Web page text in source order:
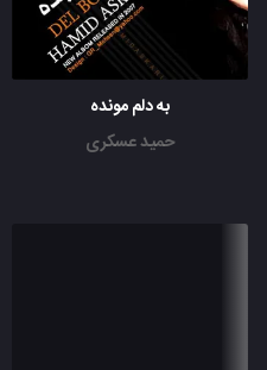
به دلم مونده
حمید عسکری